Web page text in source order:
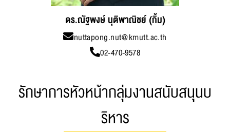
ดร.ณัฐพงษ์ นุติพาณิชย์ (กิ้ม)
nuttapong.nut@kmutt.ac.th
02-470-9578
รักษาการหัวหน้ากลุ่มงานสนับสนุุนบ
ริหาร